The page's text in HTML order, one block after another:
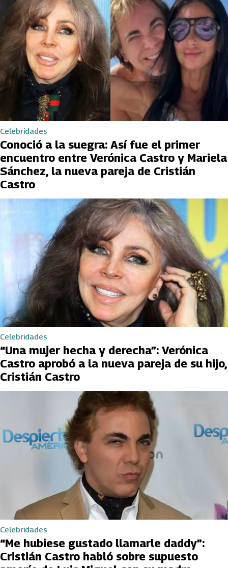
Celebridades
Conoció a la suegra: Así fue el primer
encuentro entre Verónica Castro y Mariela
Sánchez, la nueva pareja de Cristián
Castro
Celebridades
“Una mujer hecha y derecha”: Verónica
Castro aprobó a la nueva pareja de su hijo,
Cristián Castro
Celebridades
“Me hubiese gustado llamarle daddy”:
Cristián Castro habló sobre supuesto